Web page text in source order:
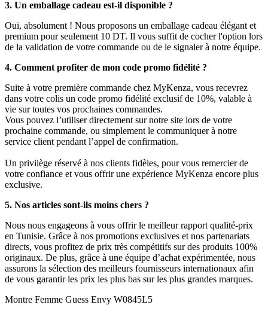
3. Un emballage cadeau est-il disponible ?
Oui, absolument ! Nous proposons un emballage cadeau élégant et
premium pour seulement 10 DT. Il vous suffit de cocher l'option lors
de la validation de votre commande ou de le signaler à notre équipe.
4. Comment profiter de mon code promo fidélité ?
Suite à votre première commande chez MyKenza, vous recevrez
dans votre colis un code promo fidélité exclusif de 10%, valable à
vie sur toutes vos prochaines commandes.
Vous pouvez l’utiliser directement sur notre site lors de votre
prochaine commande, ou simplement le communiquer à notre
service client pendant l’appel de confirmation.
Un privilège réservé à nos clients fidèles, pour vous remercier de
votre confiance et vous offrir une expérience MyKenza encore plus
exclusive.
5. Nos articles sont-ils moins chers ?
Nous nous engageons à vous offrir le meilleur rapport qualité-prix
en Tunisie. Grâce à nos promotions exclusives et nos partenariats
directs, vous profitez de prix très compétitifs sur des produits 100%
originaux. De plus, grâce à une équipe d’achat expérimentée, nous
assurons la sélection des meilleurs fournisseurs internationaux afin
de vous garantir les prix les plus bas sur les plus grandes marques.
Montre Femme Guess Envy W0845L5